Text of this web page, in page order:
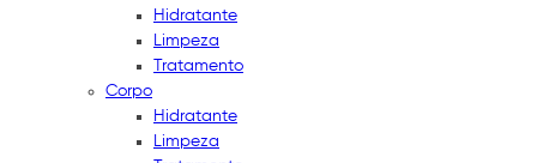
Hidratante
Limpeza
Tratamento
Corpo
Hidratante
Limpeza